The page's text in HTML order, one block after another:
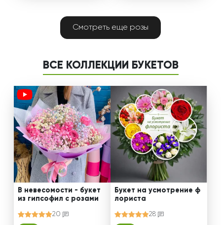
Смотреть еще розы
ВСЕ КОЛЛЕКЦИИ БУКЕТОВ
В невесомости - букет
из гипсофил с розами
20
Букет на усмотрение ф
лориста
28